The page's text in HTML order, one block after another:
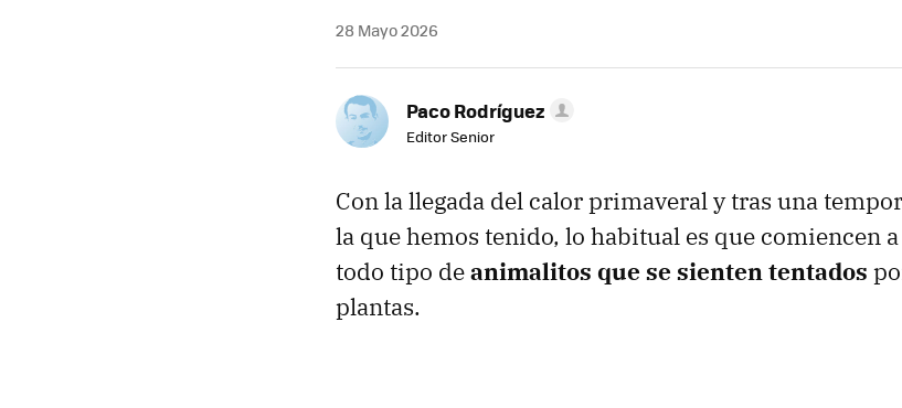
28 Mayo 2026
Paco Rodríguez
Editor Senior
Con la llegada del calor primaveral y tras una
la que hemos tenido, lo habitual es que comiencen
todo tipo deanimalitos que se sienten tentados
plantas.